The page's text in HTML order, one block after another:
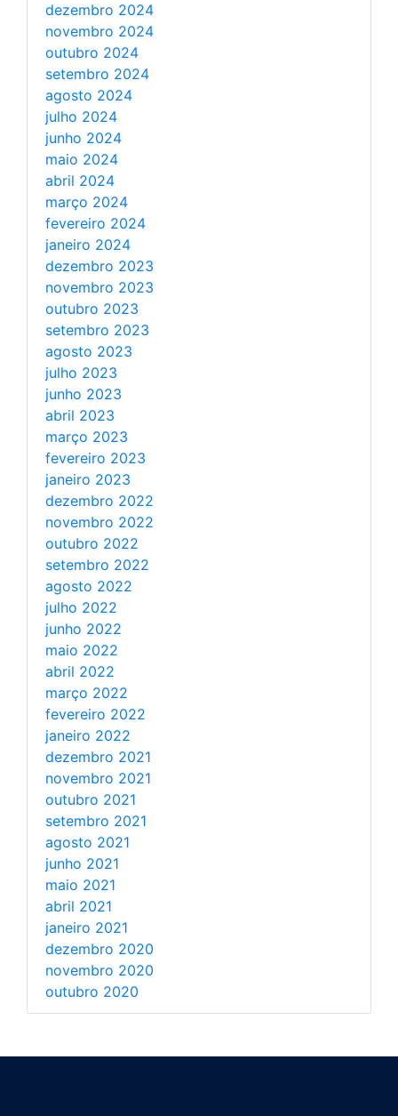
dezembro 2024
novembro 2024
outubro 2024
setembro 2024
agosto 2024
julho 2024
junho 2024
maio 2024
abril 2024
março 2024
fevereiro 2024
janeiro 2024
dezembro 2023
novembro 2023
outubro 2023
setembro 2023
agosto 2023
julho 2023
junho 2023
abril 2023
março 2023
fevereiro 2023
janeiro 2023
dezembro 2022
novembro 2022
outubro 2022
setembro 2022
agosto 2022
julho 2022
junho 2022
maio 2022
abril 2022
março 2022
fevereiro 2022
janeiro 2022
dezembro 2021
novembro 2021
outubro 2021
setembro 2021
agosto 2021
junho 2021
maio 2021
abril 2021
janeiro 2021
dezembro 2020
novembro 2020
outubro 2020